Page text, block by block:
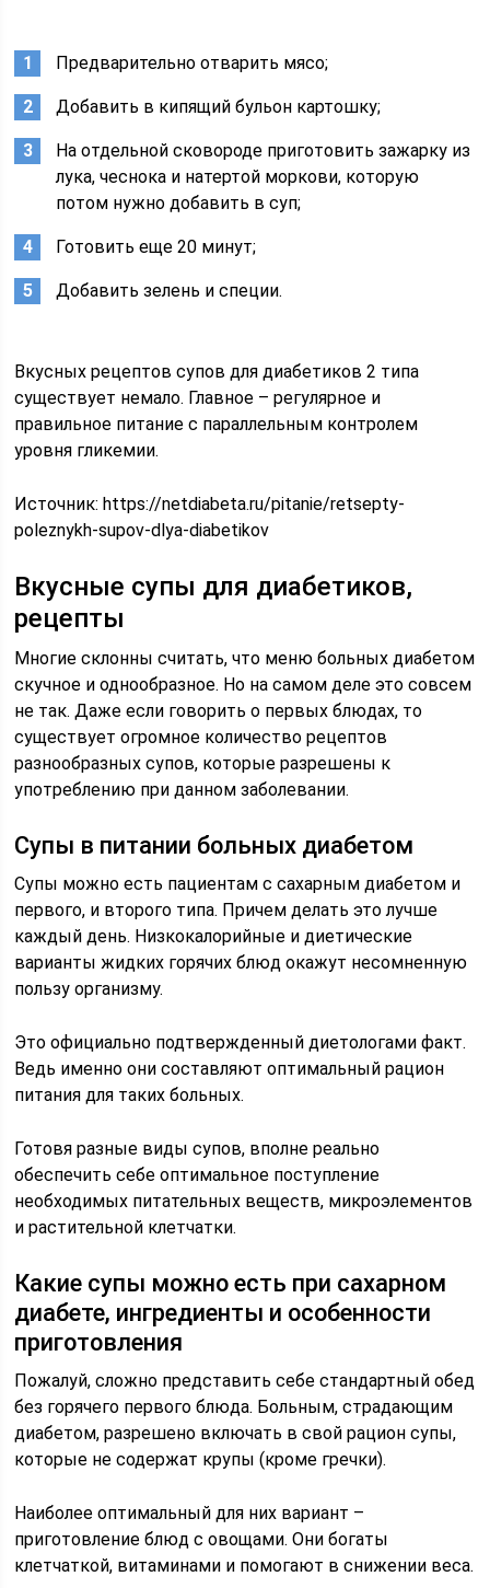
Предварительно отварить мясо;
Добавить в кипящий бульон картошку;
На отдельной сковороде приготовить зажарку из
лука, чеснока и натертой моркови, которую
потом нужно добавить в суп;
Готовить еще 20 минут;
Добавить зелень и специи.
Вкусных рецептов супов для диабетиков 2 типа
существует немало. Главное – регулярное и
правильное питание с параллельным контролем
уровня гликемии.
Источник:https://netdiabeta.ru/pitanie/retsepty-
poleznykh-supov-dlya-diabetikov
Вкусные супы для диабетиков,
рецепты
Многие склонны считать, что меню больных диабетом
скучное и однообразное. Но на самом деле это совсем
не так. Даже если говорить о первых блюдах, то
существует огромное количество рецептов
разнообразных супов, которые разрешены к
употреблению при данном заболевании.
Супы в питании больных диабетом
Супы можно есть пациентам с сахарным диабетом и
первого, и второго типа. Причем делать это лучше
каждый день. Низкокалорийные и диетические
варианты жидких горячих блюд окажут несомненную
пользу организму.
Это официально подтвержденный диетологами факт.
Ведь именно они составляют оптимальный рацион
питания для таких больных.
Готовя разные виды супов, вполне реально
обеспечить себе оптимальное поступление
необходимых питательных веществ, микроэлементов
и растительной клетчатки.
Какие супы можно есть при сахарном
диабете, ингредиенты и особенности
приготовления
Пожалуй, сложно представить себе стандартный обед
без горячего первого блюда. Больным, страдающим
диабетом, разрешено включать в свой рацион супы,
которые не содержат крупы (кроме гречки).
Наиболее оптимальный для них вариант –
приготовление блюд с овощами. Они богаты
клетчаткой, витаминами и помогают в снижении веса.